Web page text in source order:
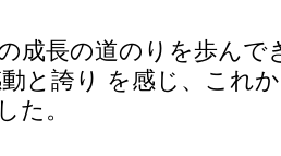
成長の道のりを歩んで
と誇り を感じ、これ
た。